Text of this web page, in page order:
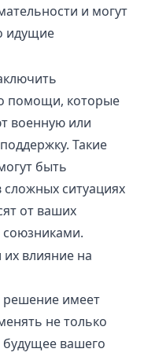
и могут
идущие
помощи, которые
военную или
Такие
быть
ситуациях
от ваших
влияние на
решение имеет
не только
вашего